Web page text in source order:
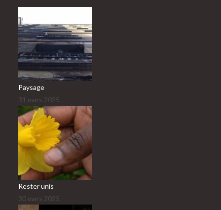
Paysage
31 mars 2025
Rester unis
30 mars 2025